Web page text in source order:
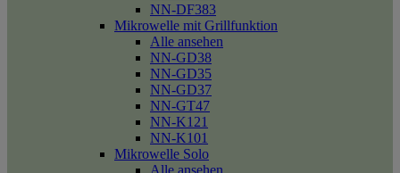
NN-DF383
Mikrowelle mit Grillfunktion
Alle ansehen
NN-GD38
NN-GD35
NN-GD37
NN-GT47
NN-K121
NN-K101
Mikrowelle Solo
Alle ansehen